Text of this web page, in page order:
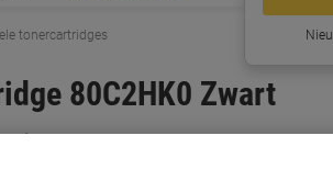
tonercartridges
80C2HK0 Zwart
3074991